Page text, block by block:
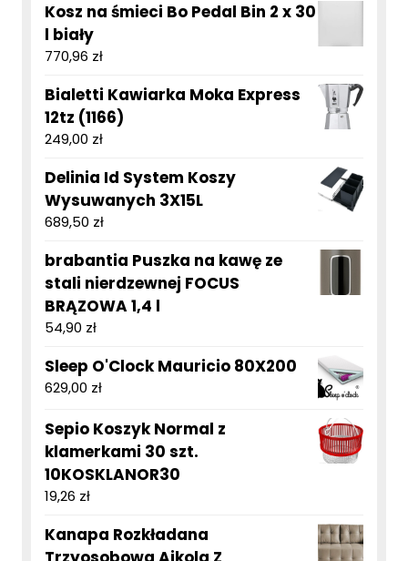
Kosz na śmieci Bo Pedal Bin 2 x 30
l biały
770,96 zł
Bialetti Kawiarka Moka Express
12tz (1166)
249,00 zł
Delinia Id System Koszy
Wysuwanych 3X15L
689,50 zł
brabantia Puszka na kawę ze
stali nierdzewnej FOCUS
BRĄZOWA 1,4 l
54,90 zł
Sleep O'Clock Mauricio 80X200
629,00 zł
Sepio Koszyk Normal z
klamerkami 30 szt.
10KOSKLANOR30
19,26 zł
Kanapa Rozkładana